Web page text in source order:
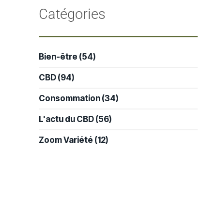
Catégories
Bien-être (54)
CBD(94)
Consommation(34)
L'actu du CBD(56)
Zoom Variété (12)